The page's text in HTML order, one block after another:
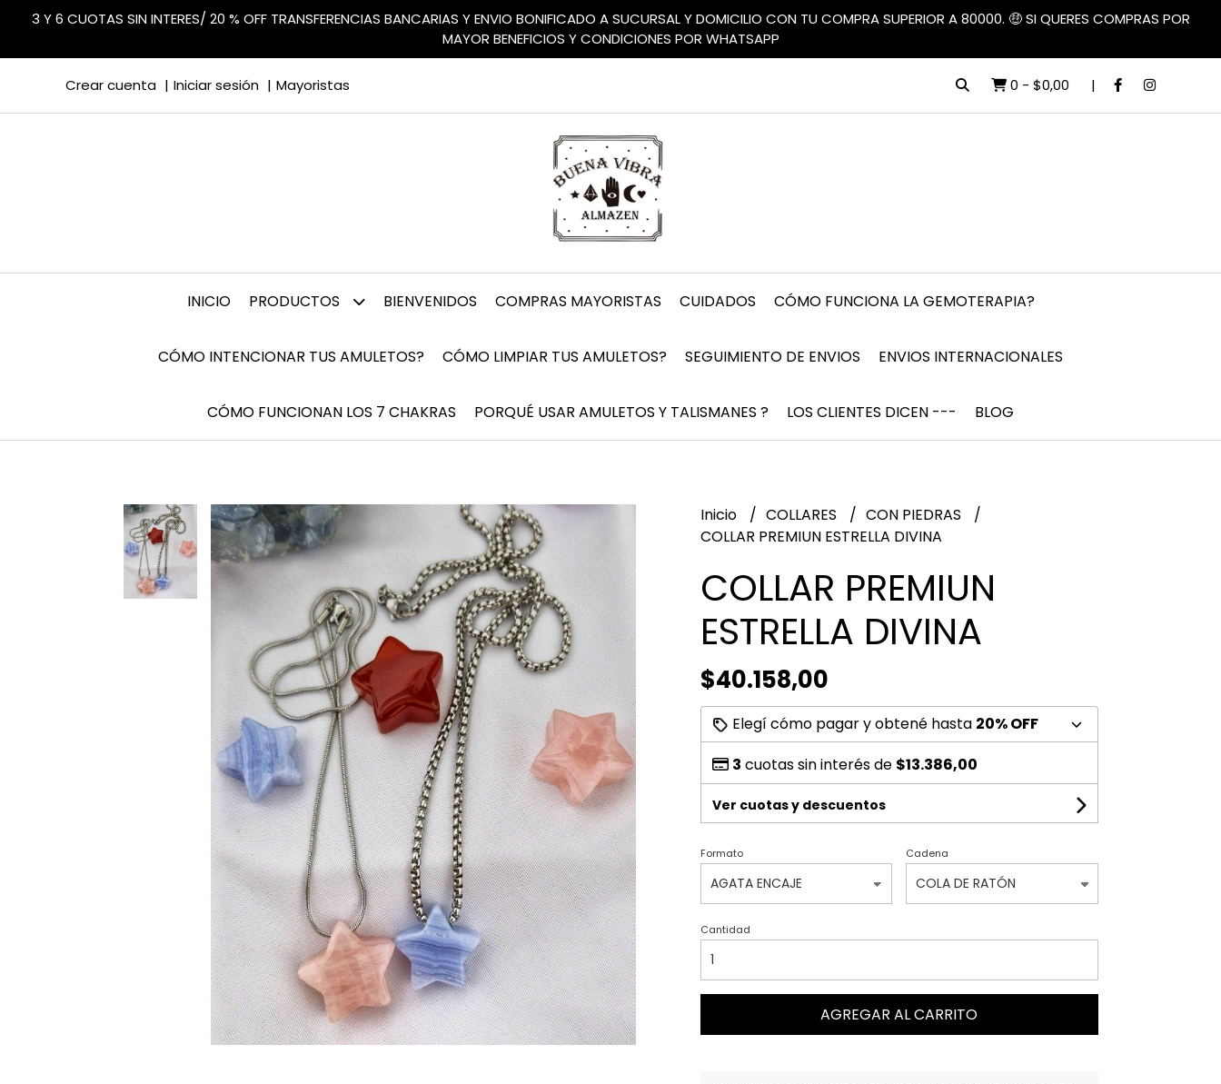
3 Y 6 CUOTAS SIN INTERES/ 20 % OFF TRANSFERENCIAS BANCARIAS Y ENVIO BONIFICADO A SUCURSAL Y DOMICILIO CON TU COMPRA SUPERIOR A 80000. 🤑 SI QUERES COMPRAS POR
MAYOR BENEFICIOS Y CONDICIONES POR WHATSAPP
Crear cuenta Iniciar sesión Mayoristas 0 - $0,00
INICIO PRODUCTOS BIENVENIDOS COMPRAS MAYORISTAS CUIDADOS CÓMO FUNCIONA LA GEMOTERAPIA?
CÓMO INTENCIONAR TUS AMULETOS? CÓMO LIMPIAR TUS AMULETOS? SEGUIMIENTO DE ENVIOS ENVIOS INTERNACIONALES
CÓMO FUNCIONAN LOS 7 CHAKRAS PORQUÉ USAR AMULETOS Y TALISMANES ? LOS CLIENTES DICEN --- BLOG
Inicio COLLARES
CON PIEDRAS
COLLAR PREMIUN ESTRELLA DIVINA
COLLAR PREMIUN
ESTRELLA DIVINA
$40.158,00
Elegí cómo pagar y obtené hasta 20% OFF
3 cuotas sin interés de $13.386,00
Ver cuotas y descuentos
Formato Cadena
Cantidad
AGREGAR AL CARRITO